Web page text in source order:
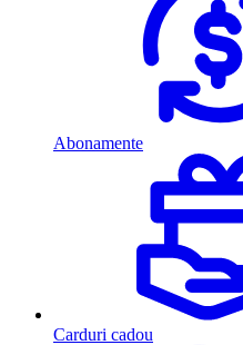
Abonamente
Carduri cadou